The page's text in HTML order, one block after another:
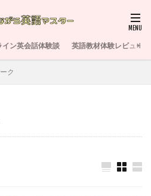
イン英会話体験談 英語教材体験レビュー
ク